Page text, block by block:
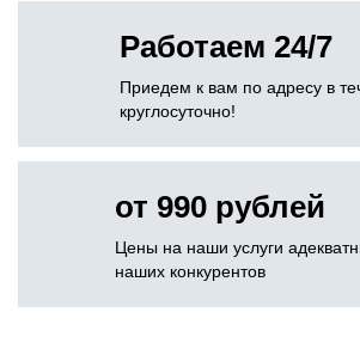
Работаем 24/7
Приедем к вам по адресу в
круглосуточно!
от 990 рублей
Цены на наши услуги
наших конкурентов